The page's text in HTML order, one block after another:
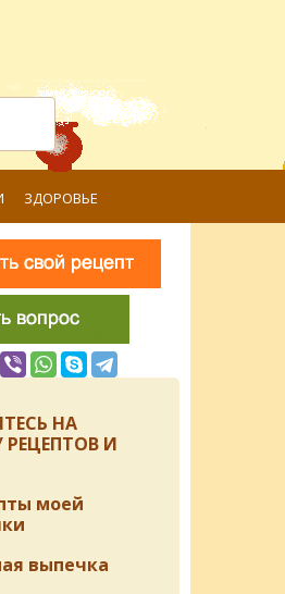
ЗДОРОВЬЕ
НА
И
моей
выпечка